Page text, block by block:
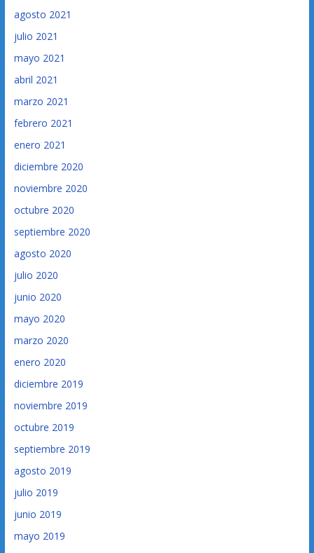
agosto 2021
julio 2021
mayo 2021
abril 2021
marzo 2021
febrero 2021
enero 2021
diciembre 2020
noviembre 2020
octubre 2020
septiembre 2020
agosto 2020
julio 2020
junio 2020
mayo 2020
marzo 2020
enero 2020
diciembre 2019
noviembre 2019
octubre 2019
septiembre 2019
agosto 2019
julio 2019
junio 2019
mayo 2019